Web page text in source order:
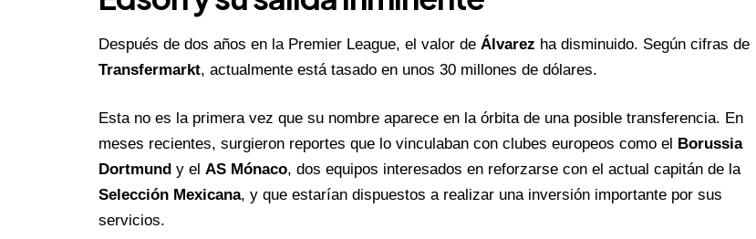
Después de dos años en la Premier League, el valor de Álvarez ha disminuido. Según cifras de
Transfermarkt, actualmente está tasado en unos 30 millones de dólares.
Esta no es la primera vez que su nombre aparece en la órbita de una posible transferencia. En
meses recientes, surgieron reportes que lo vinculaban con clubes europeos como el
Borussia
Dortmund y el AS Mónaco, dos equipos interesados en reforzarse con el actual capitán de la
Selección Mexicana, y que estarían dispuestos a realizar una inversión importante por sus
servicios.